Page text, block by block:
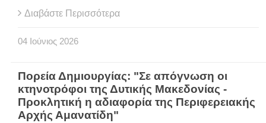
Διαβάστε Περισσότερα
04 Ιούνιος 2026
Πορεία Δημιουργίας: "Σε απόγνωση οι
κτηνοτρόφοι της Δυτικής Μακεδονίας -
Προκλητική η αδιαφορία της Περιφερειακής
Αρχής Αμανατίδη"